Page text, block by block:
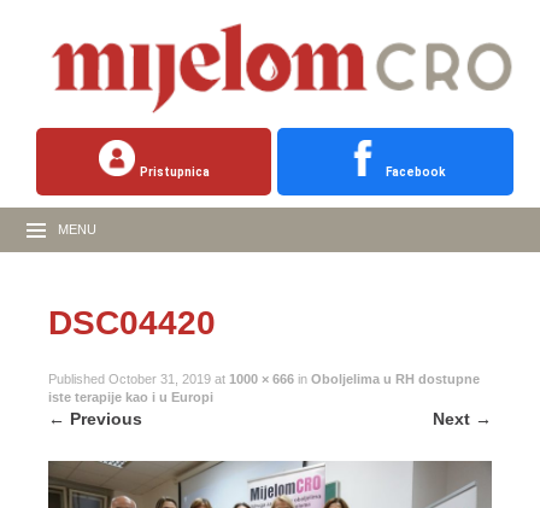
Pristupnica Facebook
MENU
DSC04420
Published October 31, 2019 at 1000 × 666 in Oboljelima u RH dostupne
iste terapije kao i u Europi
← Previous Next →